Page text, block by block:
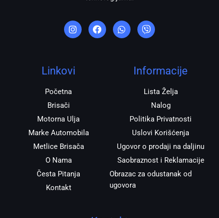
n
s
t
r
a
a
c
e
h
a
t
i
b
e
Linkovi
Početna
Brisači
Motorna Ulja
Marke Automobila
Metlice Brisača
O Nama
Česta Pitanja
Kontakt
Informacije
Lista Želja
Nalog
Politika Privatnosti
Uslovi Korišćenja
Ugovor o prodaji na daljinu
Saobraznost i Reklamacije
Obrazac za odustanak od
ugovora